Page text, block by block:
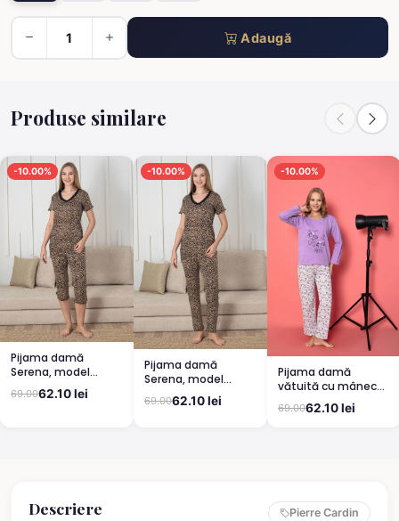
Adaugă
Produse similare
-10.00%
Pijama damă
Serena, model
leopard, mânecă
scurtă, pantaloni
69.0062.10 lei
-10.00%
Pijama damă
Serena, model
leopard, mânecă
scurtă, pantaloni
69.0062.10 lei
-10.00%
Pijama damă
vătuită cu mânecă
lungă și pantaloni
lungi din bumbac,
69.0062.10 lei
Descriere Pierre Cardin